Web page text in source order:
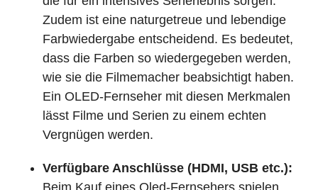
Zudem ist eine naturgetreue und lebendige
Farbwiedergabe entscheidend. Es bedeutet,
dass die Farben so wiedergegeben werden,
wie sie die Filmemacher beabsichtigt haben.
Ein OLED-Fernseher mit diesen Merkmalen
lässt Filme und Serien zu einem echten
Vergnügen werden.
Verfügbare Anschlüsse (HDMI, USB etc.):